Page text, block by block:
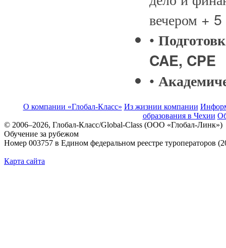
вечером +
•
CAE, CPE
•
О компании «Глобал-Класс» Из жизнии компании
образования в Чехии
© 2006–2026, Глобал-Класс/Global-Class (ООО «Глобал-Линк»)
Обучение за рубежом
Номер 003757 в Едином федеральном реестре туроператоров
Карта сайта